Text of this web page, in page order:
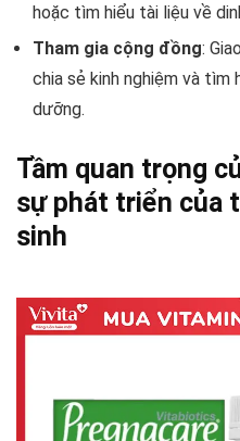
hoặc tìm hiểu tài liệu về
Tham gia cộng đồng:
chia sẻ kinh nghiệm và tìm
dưỡng.
Tầm quan trọng
sự phát triển của
sinh